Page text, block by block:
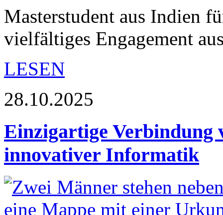
Masterstudent aus Indien
vielfältiges Engagement
LESEN
28.10.2025
Einzigartige
innovativer Informatik